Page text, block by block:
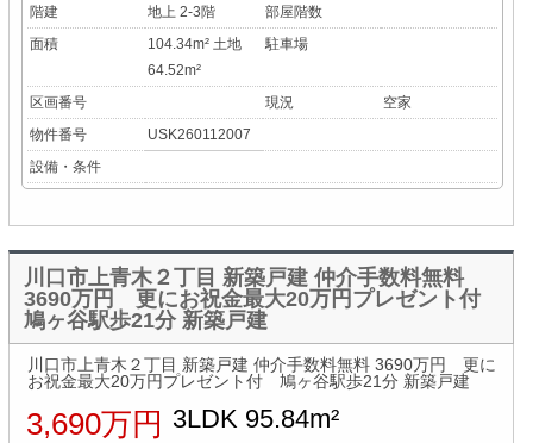
階建 地上 2-3階
部屋階数
面積
104.34m² 土地
64.52m²
駐車場
区画番号 現況
空家
物件番号
USK260112007
設備・条件
川口市上青木２丁目 新築戸建 仲介手数料無料
3690万円 更にお祝金最大20万円プレゼント付
鳩ヶ谷駅歩21分 新築戸建
川口市上青木２丁目 新築戸建 仲介手数料無料 3690万円 更に
お祝金最大20万円プレゼント付 鳩ヶ谷駅歩21分 新築戸建
3,690万円 3LDK 95.84m²